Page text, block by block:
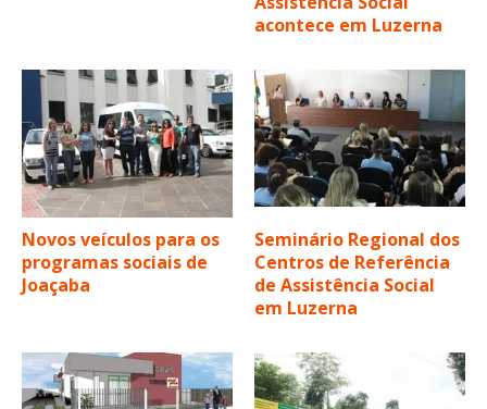
acontece em Luzerna
Novos veículos para os
programas sociais de
Joaçaba
Seminário Regional dos
Centros de Referência
de Assistência Social
em Luzerna